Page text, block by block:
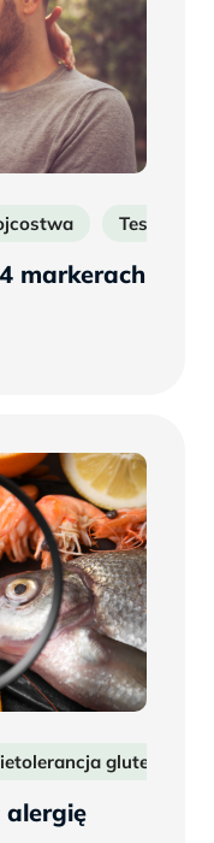
Test DNA
markerach
glutenu
alergię